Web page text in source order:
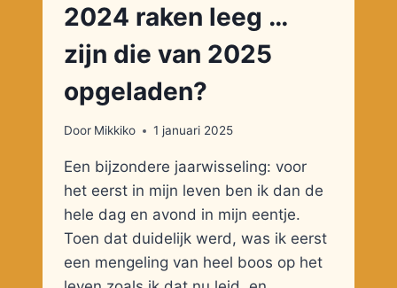
2024 raken leeg …
zijn die van 2025
opgeladen?
Door Mikkiko 1 januari 2025
Een bijzondere jaarwisseling: voor
het eerst in mijn leven ben ik dan de
hele dag en avond in mijn eentje.
Toen dat duidelijk werd, was ik eerst
een mengeling van heel boos op het